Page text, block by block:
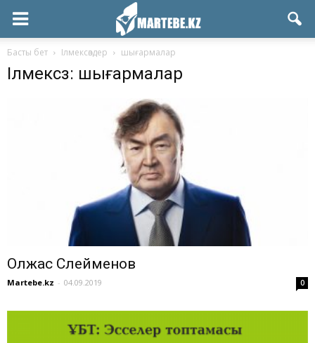
Басты бет Ілмексөздер шығармалар
Ілмексөз: шығармалар
Олжас Сүлейменов
Martebe.kz - 04.09.2019 0